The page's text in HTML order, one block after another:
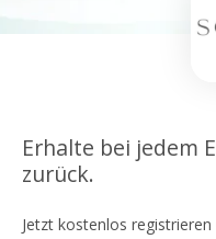
Erhalte bei jedem
zurück.
Jetzt kostenlos